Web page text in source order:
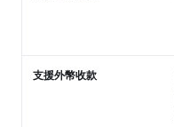
支援外幣收款